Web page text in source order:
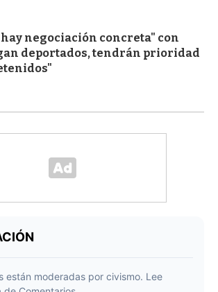
negociación concreta" con
deportados, tendrán prioridad